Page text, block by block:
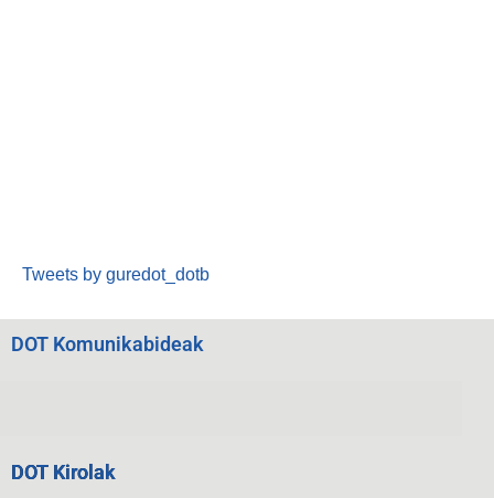
Tweets by guredot_dotb
DOT Komunikabideak
DOT Kirolak